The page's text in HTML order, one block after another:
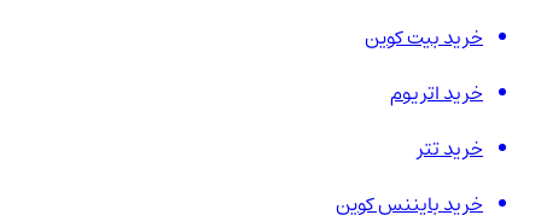
خرید بیت کوین
خرید اتریوم
خرید تتر
خرید بایننس کوین